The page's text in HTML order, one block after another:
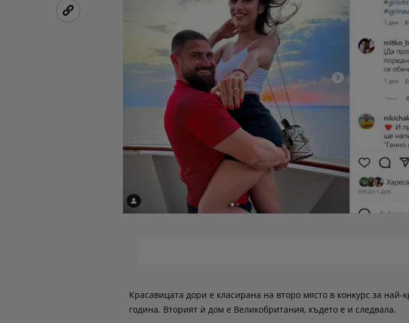
Красавицата дори е класирана на второ място в конкурс за най-
година. Вторият ѝ дом е Великобритания, където е и следвала.